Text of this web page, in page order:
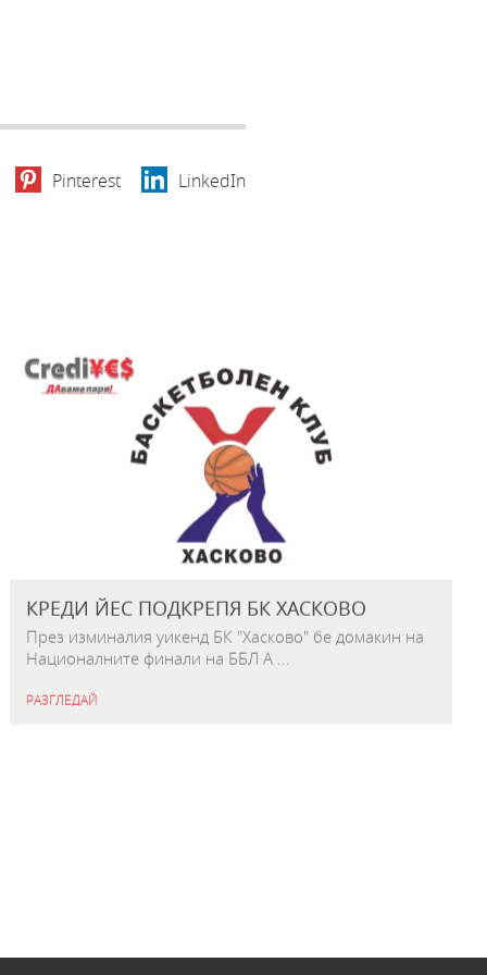
Pinterest LinkedIn
КРЕДИ ЙЕС ПОДКРЕПЯ БК ХАСКОВО
През изминалия уикенд БК "Хасково" бе домакин на
Националните финали на ББЛ А ...
РАЗГЛЕДАЙ